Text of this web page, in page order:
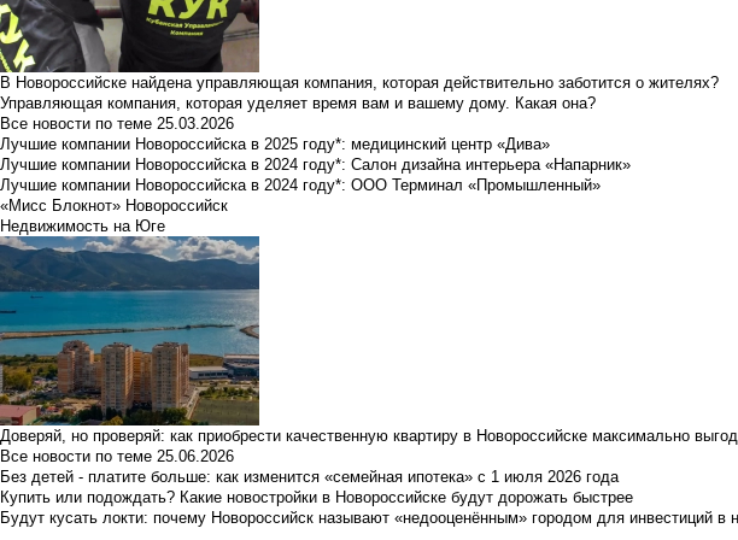
В Новороссийске найдена управляющая компания, которая действительно заботится о жителях?
Управляющая компания, которая уделяет время вам и вашему дому. Какая она?
Все новости по теме 25.03.2026
Лучшие компании Новороссийска в 2025 году*: медицинский центр «Дива»
Лучшие компании Новороссийска в 2024 году*: Салон дизайна интерьера «Напарник»
Лучшие компании Новороссийска в 2024 году*: ООО Терминал «Промышленный»
«Мисс Блокнот» Новороссийск
Недвижимость на Юге
Доверяй, но проверяй: как приобрести качественную квартиру в Новороссийске максимально
Все новости по теме 25.06.2026
Без детей - платите больше: как изменится «семейная ипотека» с 1 июля 2026 года
Купить или подождать? Какие новостройки в Новороссийске будут дорожать быстрее
Будут кусать локти: почему Новороссийск называют «недооценённым» городом для инвестиций в